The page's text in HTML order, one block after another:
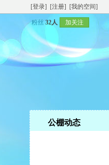
[登录] [注册] [我的空间]
粉丝32人 加关注
公棚动态